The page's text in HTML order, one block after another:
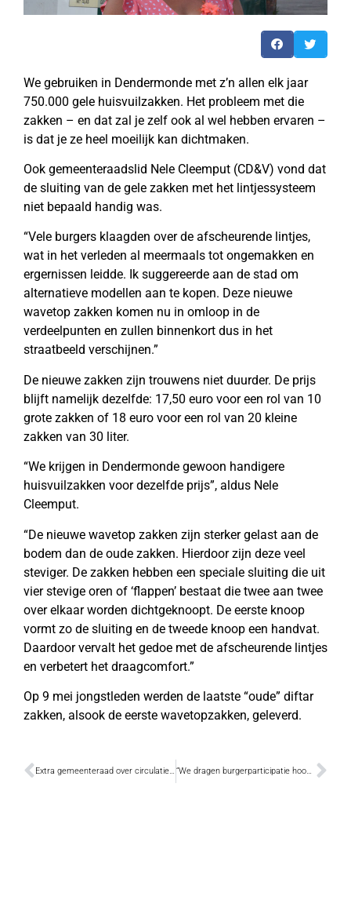
We gebruiken in Dendermonde met z’n allen elk jaar
750.000 gele huisvuilzakken. Het probleem met die
zakken – en dat zal je zelf ook al wel hebben ervaren –
is dat je ze heel moeilijk kan dichtmaken.
Ook gemeenteraadslid Nele Cleemput (CD&V) vond dat
de sluiting van de gele zakken met het lintjessysteem
niet bepaald handig was.
“Vele burgers klaagden over de afscheurende lintjes,
wat in het verleden al meermaals tot ongemakken en
ergernissen leidde. Ik suggereerde aan de stad om
alternatieve modellen aan te kopen. Deze nieuwe
wavetop zakken komen nu in omloop in de
verdeelpunten en zullen binnenkort dus in het
straatbeeld verschijnen.”
De nieuwe zakken zijn trouwens niet duurder. De prijs
blijft namelijk dezelfde: 17,50 euro voor een rol van 10
grote zakken of 18 euro voor een rol van 20 kleine
zakken van 30 liter.
“We krijgen in Dendermonde gewoon handigere
huisvuilzakken voor dezelfde prijs”, aldus Nele
Cleemput.
“De nieuwe wavetop zakken zijn sterker gelast aan de
bodem dan de oude zakken. Hierdoor zijn deze veel
steviger. De zakken hebben een speciale sluiting die uit
vier stevige oren of ‘flappen’ bestaat die twee aan twee
over elkaar worden dichtgeknoopt. De eerste knoop
vormt zo de sluiting en de tweede knoop een handvat.
Daardoor vervalt het gedoe met de afscheurende lintjes
en verbetert het draagcomfort.”
Op 9 mei jongstleden werden de laatste “oude” diftar
zakken, alsook de eerste wavetopzakken, geleverd.
Extra gemeenteraad over circulatieplan op 31 mei “We dragen burgerparticipatie hoog in het vaandel”